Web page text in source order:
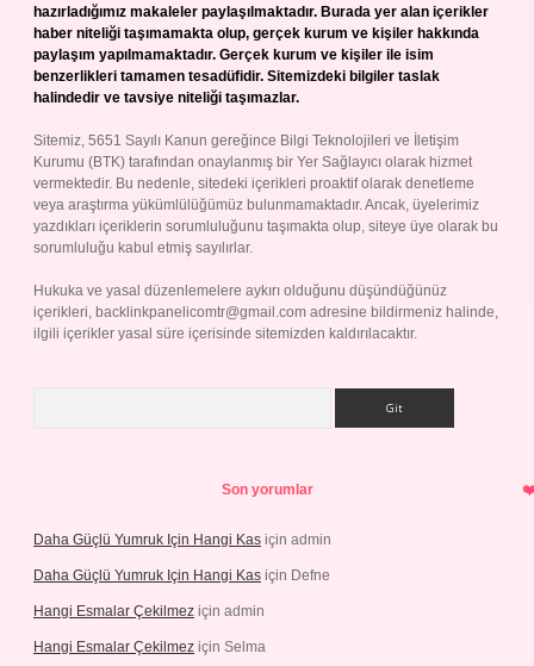
hazırladığımız makaleler paylaşılmaktadır. Burada yer alan içerikler
haber niteliği taşımamakta olup, gerçek kurum ve kişiler hakkında
paylaşım yapılmamaktadır. Gerçek kurum ve kişiler ile isim
benzerlikleri tamamen tesadüfidir. Sitemizdeki bilgiler taslak
halindedir ve tavsiye niteliği taşımazlar.
Sitemiz, 5651 Sayılı Kanun gereğince Bilgi Teknolojileri ve İletişim
Kurumu (BTK) tarafından onaylanmış bir Yer Sağlayıcı olarak hizmet
vermektedir. Bu nedenle, sitedeki içerikleri proaktif olarak denetleme
veya araştırma yükümlülüğümüz bulunmamaktadır. Ancak, üyelerimiz
yazdıkları içeriklerin sorumluluğunu taşımakta olup, siteye üye olarak bu
sorumluluğu kabul etmiş sayılırlar.
Hukuka ve yasal düzenlemelere aykırı olduğunu düşündüğünüz
içerikleri, backlinkpanelicomtr@gmail.com adresine bildirmeniz halinde,
ilgili içerikler yasal süre içerisinde sitemizden kaldırılacaktır.
Son yorumlar
Daha Güçlü Yumruk Için Hangi Kas için admin
Daha Güçlü Yumruk Için Hangi Kas için Defne
Hangi Esmalar Çekilmez için admin
Hangi Esmalar Çekilmez için Selma